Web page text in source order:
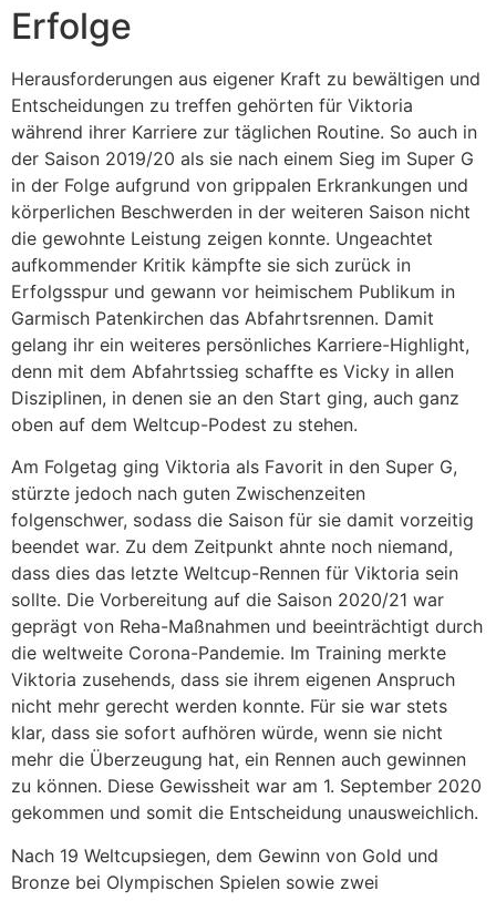
Erfolge
Herausforderungen aus eigener Kraft zu bewältigen und
Entscheidungen zu treffen gehörten für Viktoria
während ihrer Karriere zur täglichen Routine. So auch in
der Saison 2019/20 als sie nach einem Sieg im Super G
in der Folge aufgrund von grippalen Erkrankungen und
körperlichen Beschwerden in der weiteren Saison nicht
die gewohnte Leistung zeigen konnte. Ungeachtet
aufkommender Kritik kämpfte sie sich zurück in
Erfolgsspur und gewann vor heimischem Publikum in
Garmisch Patenkirchen das Abfahrtsrennen. Damit
gelang ihr ein weiteres persönliches Karriere-Highlight,
denn mit dem Abfahrtssieg schaffte es Vicky in allen
Disziplinen, in denen sie an den Start ging, auch ganz
oben auf dem Weltcup-Podest zu stehen.
Am Folgetag ging Viktoria als Favorit in den Super G,
stürzte jedoch nach guten Zwischenzeiten
folgenschwer, sodass die Saison für sie damit vorzeitig
beendet war. Zu dem Zeitpunkt ahnte noch niemand,
dass dies das letzte Weltcup-Rennen für Viktoria sein
sollte. Die Vorbereitung auf die Saison 2020/21 war
geprägt von Reha-Maßnahmen und beeinträchtigt durch
die weltweite Corona-Pandemie. Im Training merkte
Viktoria zusehends, dass sie ihrem eigenen Anspruch
nicht mehr gerecht werden konnte. Für sie war stets
klar, dass sie sofort aufhören würde, wenn sie nicht
mehr die Überzeugung hat, ein Rennen auch gewinnen
zu können. Diese Gewissheit war am 1. September 2020
gekommen und somit die Entscheidung unausweichlich.
Nach 19 Weltcupsiegen, dem Gewinn von Gold und
Bronze bei Olympischen Spielen sowie zwei